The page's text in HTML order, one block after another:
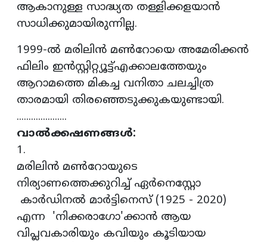
ആകാനുള്ള സാദ്ധ്യത തള്ളിക്കളയാന്‍
സാധിക്കുമായിരുന്നില്ല.
1999-ല്‍ മരിലിന്‍ മണ്‍റോയെ അമേരിക്കന്‍
ഫിലിം ഇന്‍സ്റ്റിറ്റ്യൂട്ട്എക്കാലത്തേയും
ആറാമത്തെ മികച്ച വനിതാ ചലച്ചിത്ര
താരമായി തിരഞ്ഞെടുക്കുകയുണ്ടായി.
.....................
വാല്‍ക്കഷണങ്ങള്‍:
1.
മരിലിന്‍ മണ്‍റോയുടെ
നിര്യാണത്തെക്കുറിച്ച് ഏര്‍നെസ്റ്റോ
കാര്‍ഡിനല്‍ മാര്‍ട്ടിനെസ് (1925 - 2020)
എന്ന 'നിക്കരാഗോ'ക്കാന്‍ ആയ
വിപ്ലവകാരിയും കവിയും കൂടിയായ